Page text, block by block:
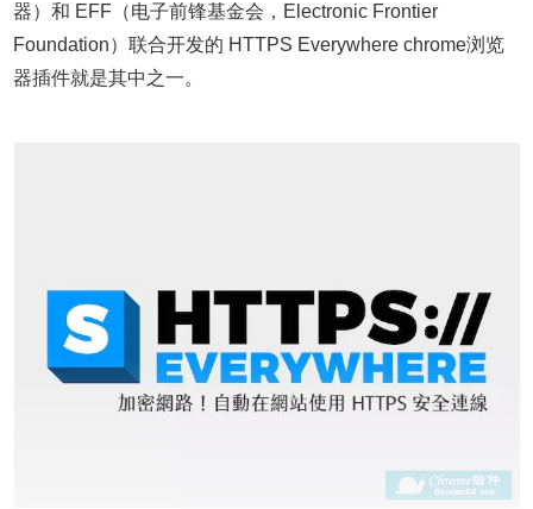
器）和 EFF（电子前锋基金会，Electronic Frontier
Foundation）联合开发的 HTTPS Everywhere chrome浏览
器插件就是其中之一。